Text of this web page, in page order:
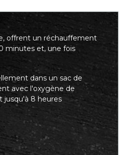
offrent un réchauffement
minutes et, une fois
dans un sac de
avec l'oxygène de
jusqu'à 8 heures